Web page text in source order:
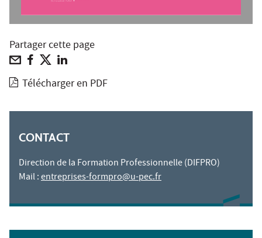
Partager cette page
Télécharger en PDF
CONTACT
Direction de la Formation Professionnelle (DIFPRO)
Mail :entreprises-formpro@u-pec.fr